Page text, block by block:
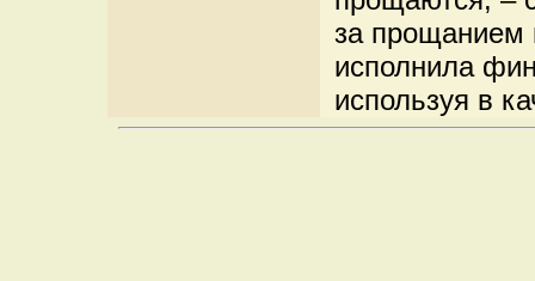
за прощанием
исполнила
используя в